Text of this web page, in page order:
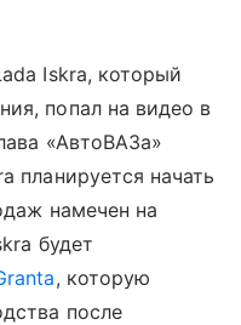
Iskra, который
попал на видео в
«АвтоВАЗа»
планируется начать
намечен на
будет
, которую
после